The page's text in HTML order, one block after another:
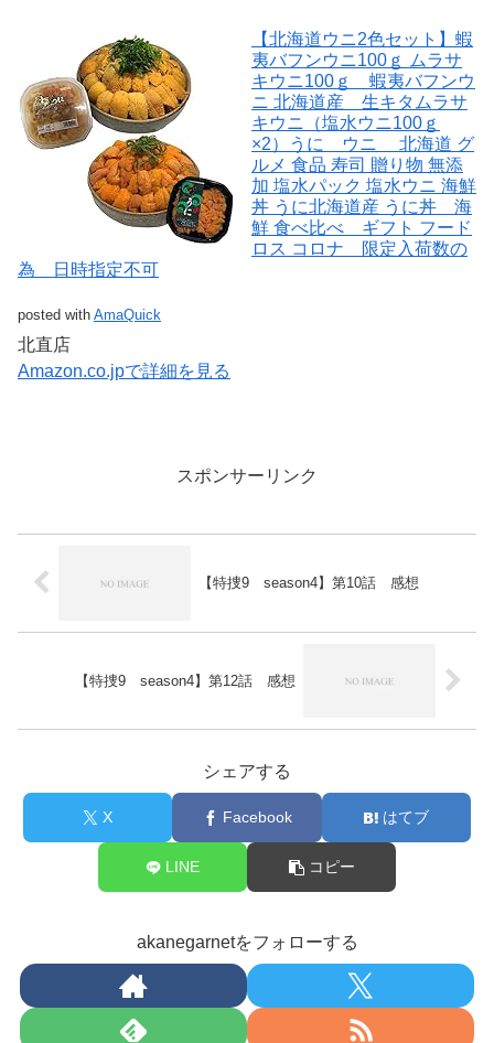
【北海道ウニ2色セット】蝦
夷バフンウニ100ｇ ムラサ
キウニ100ｇ 蝦夷バフンウ
ニ 北海道産 生キタムラサ
キウニ（塩水ウニ100ｇ
×2）うに ウニ 北海道 グ
ルメ 食品 寿司 贈り物 無添
加 塩水パック 塩水ウニ 海鮮
丼 うに北海道産 うに丼 海
鮮 食べ比べ ギフト フード
ロス コロナ 限定入荷数の
為 日時指定不可
posted with AmaQuick
北直店
Amazon.co.jpで詳細を見る
スポンサーリンク
【特捜9 season4】第10話 感想
【特捜9 season4】第12話 感想
シェアする
X Facebook はてブ
LINE コピー
akanegarnetをフォローする